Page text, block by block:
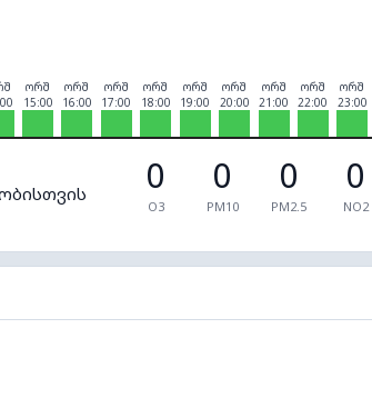
ორშ
15:00
ორშ
16:00
ორშ
17:00
ორშ
18:00
ორშ
19:00
ორშ
20:00
ორშ
21:00
ორშ
22:00
ორშ
23:00
0
O3
0
PM10
0
PM2.5
0
NO2